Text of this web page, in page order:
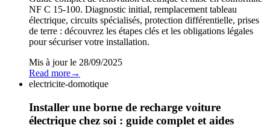
NF C 15-100. Diagnostic initial, remplacement tableau
électrique, circuits spécialisés, protection différentielle, prises
de terre : découvrez les étapes clés et les obligations légales
pour sécuriser votre installation.
Mis à jour le 28/09/2025
Read more→
electricite-domotique
Installer une borne de recharge voiture
électrique chez soi : guide complet et aides